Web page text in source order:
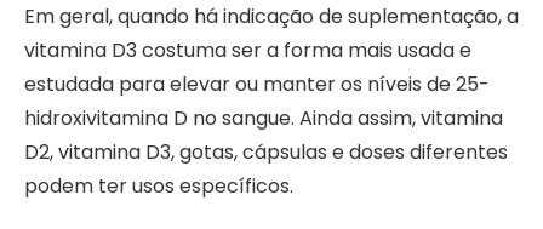
Em geral, quando há indicação de suplementação, a
vitamina D3 costuma ser a forma mais usada e
estudada para elevar ou manter os níveis de 25-
hidroxivitamina D no sangue. Ainda assim, vitamina
D2, vitamina D3, gotas, cápsulas e doses diferentes
podem ter usos específicos.